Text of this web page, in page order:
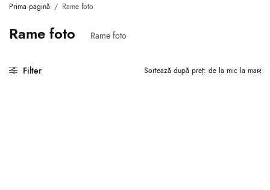
Prima pagină / Rame foto
Rame foto Rame foto
Filter